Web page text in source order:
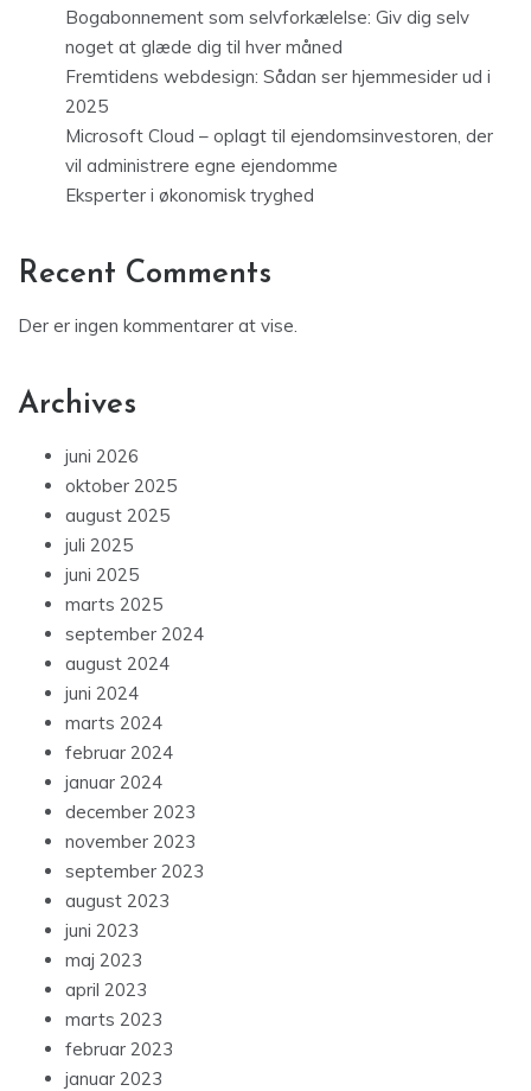
Bogabonnement som selvforkælelse: Giv dig selv
noget at glæde dig til hver måned
Fremtidens webdesign: Sådan ser hjemmesider ud i
2025
Microsoft Cloud – oplagt til ejendomsinvestoren, der
vil administrere egne ejendomme
Eksperter i økonomisk tryghed
Recent Comments
Der er ingen kommentarer at vise.
Archives
juni 2026
oktober 2025
august 2025
juli 2025
juni 2025
marts 2025
september 2024
august 2024
juni 2024
marts 2024
februar 2024
januar 2024
december 2023
november 2023
september 2023
august 2023
juni 2023
maj 2023
april 2023
marts 2023
februar 2023
januar 2023